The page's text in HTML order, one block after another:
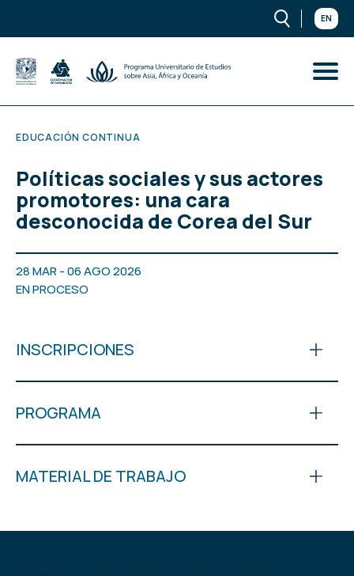
EN
EDUCACIÓN CONTINUA
Políticas sociales y sus actores
promotores: una cara
desconocida de Corea del Sur
28 MAR - 06 AGO 2026
EN PROCESO
INSCRIPCIONES
PROGRAMA
MATERIAL DE TRABAJO